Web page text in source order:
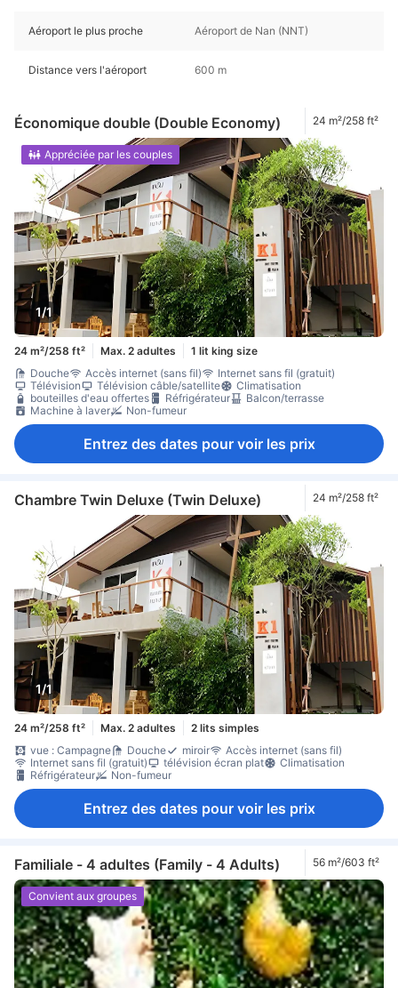
Aéroport le plus proche Aéroport de Nan (NNT)
Distance vers l'aéroport 600 m
Économique double (Double Economy) 24 m²/258 ft²
1/1
Appréciée par les couples
24 m²/258 ft² Max. 2 adultes
1 lit king size
Douche
Accès internet (sans fil)
Internet sans fil (gratuit)
Télévision
Télévision câble/satellite
Climatisation
bouteilles d'eau offertes
Réfrigérateur
Balcon/terrasse
Machine à laver
Non-fumeur
Entrez des dates pour voir les prix
Chambre Twin Deluxe (Twin Deluxe) 24 m²/258 ft²
1/1
24 m²/258 ft² Max. 2 adultes
2 lits simples
vue : Campagne
Douche miroir
Accès internet (sans fil)
Internet sans fil (gratuit)
télévision écran plat
Climatisation
Réfrigérateur
Non-fumeur
Entrez des dates pour voir les prix
Familiale - 4 adultes (Family - 4 Adults) 56 m²/603 ft²
Convient aux groupes